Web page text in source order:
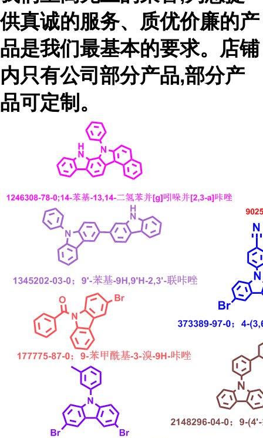
供真诚的服务、质优价廉的产
品是我们最基本的要求。店铺
内只有公司部分产品,部分产
品可定制。